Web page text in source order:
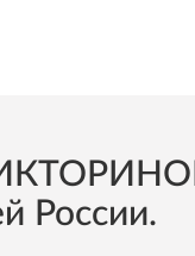
России.